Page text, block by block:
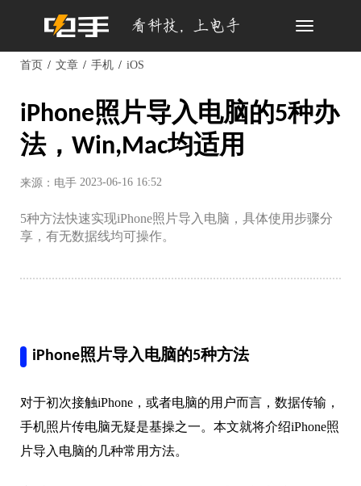
Toggle
首页 文章 手机 iOS
iPhone照片导入电脑的5种办
法，Win,Mac均适用
来源：电手 2023-06-16 16:52
5种方法快速实现iPhone照片导入电脑，具体使用步骤分
享，有无数据线均可操作。
iPhone照片导入电脑的5种方法
对于初次接触iPhone，或者电脑的用户而言，数据传输，
手机照片传电脑无疑是基操之一。本文就将介绍iPhone照
片导入电脑的几种常用方法。